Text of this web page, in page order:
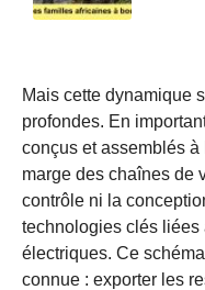
Mais cette dynamique
profondes. En
conçus et assemblés à
marge des chaînes de
contrôle ni la
technologies clés liées
électriques. Ce
connue : exporter les